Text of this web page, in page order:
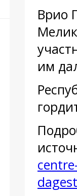
Врио
им